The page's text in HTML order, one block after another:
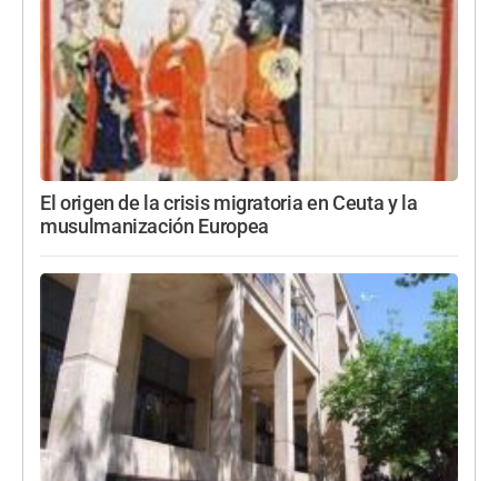
El origen de la crisis migratoria en Ceuta y la
musulmanización Europea